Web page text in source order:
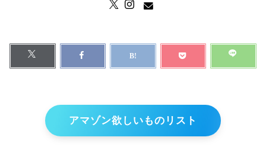
アマゾン欲しいものリスト